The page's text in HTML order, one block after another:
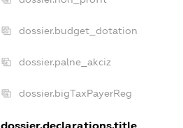
dossier.budget_dotation
dossier.palne_akciz
dossier.bigTaxPayerReg